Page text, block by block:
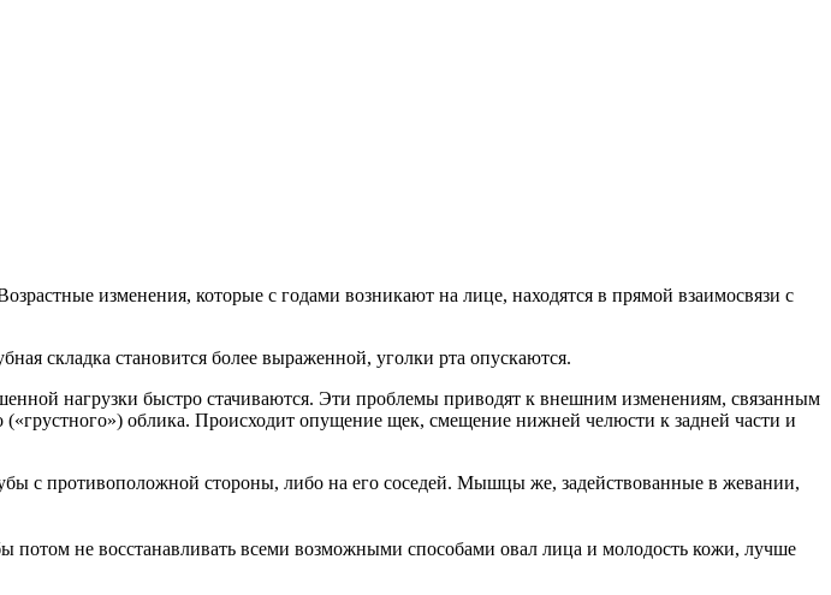
изменения, которые с годами возникают на лице, находятся в прямой взаимосвязи с
складка становится более выраженной, уголки рта опускаются.
нагрузки быстро стачиваются. Эти проблемы приводят к внешним изменениям, связанным
облика. Происходит опущение щек, смещение нижней челюсти к задней части и
с противоположной стороны, либо на его соседей. Мышцы же, задействованные в жевании,
потом не восстанавливать всеми возможными способами овал лица и молодость кожи, лучше